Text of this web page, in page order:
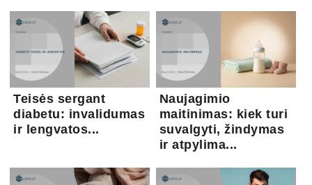
Teisės sergant
diabetu: invalidumas
ir lengvatos...
Naujagimio
maitinimas: kiek turi
suvalgyti, žindymas
ir atpylima...